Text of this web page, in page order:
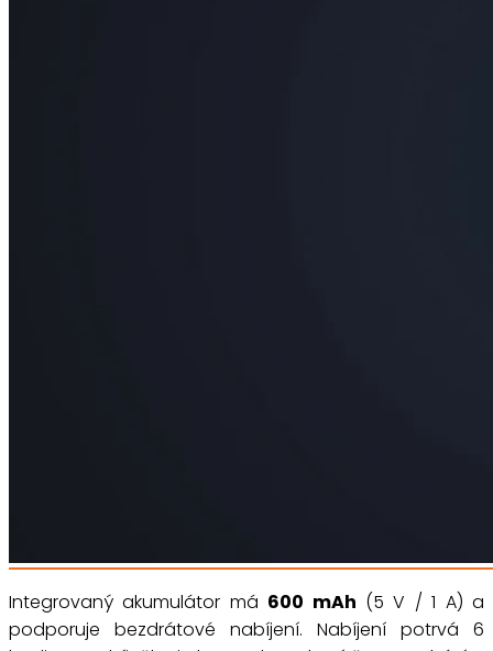
Integrovaný akumulátor má 600 mAh (5 V / 1 A) a
podporuje bezdrátové nabíjení. Nabíjení potrvá 6